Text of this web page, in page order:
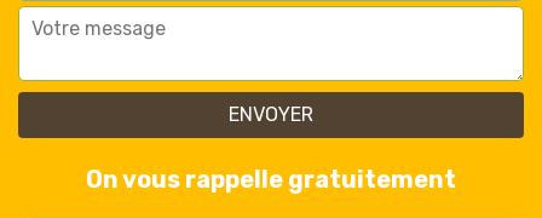
On vous rappelle gratuitement